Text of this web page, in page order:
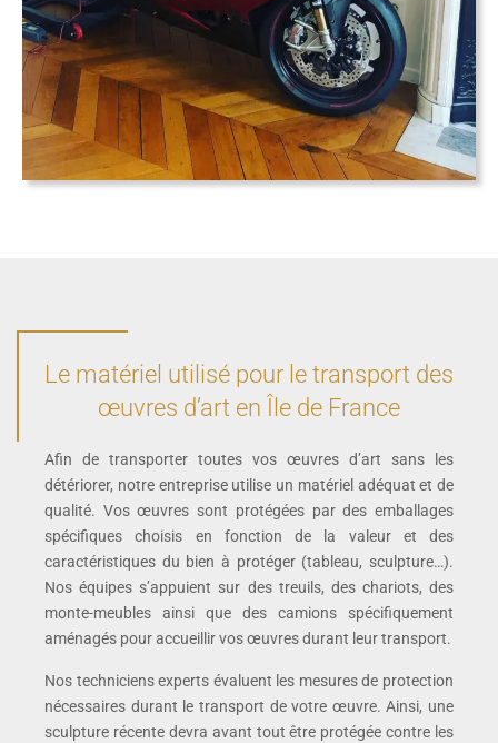
Le matériel utilisé pour le transport des
œuvres d’art en Île de France
Afin de transporter toutes vos œuvres d’art sans les
détériorer, notre entreprise utilise un matériel adéquat et de
qualité. Vos œuvres sont protégées par des emballages
spécifiques choisis en fonction de la valeur et des
caractéristiques du bien à protéger (tableau, sculpture…).
Nos équipes s’appuient sur des treuils, des chariots, des
monte-meubles ainsi que des camions spécifiquement
aménagés pour accueillir vos œuvres durant leur transport.
Nos techniciens experts évaluent les mesures de protection
nécessaires durant le transport de votre œuvre. Ainsi, une
sculpture récente devra avant tout être protégée contre les